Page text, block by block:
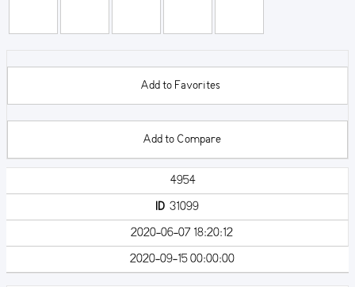
Add to Favorites
Add to Compare
4954
ID 31099
2020-06-07 18:20:12
2020-09-15 00:00:00